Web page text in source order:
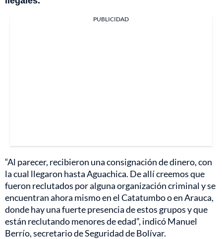
PUBLICIDAD
“Al parecer, recibieron una consignación de dinero, con
la cual llegaron hasta Aguachica. De allí creemos que
fueron reclutados por alguna organización criminal y se
encuentran ahora mismo en el Catatumbo o en Arauca,
donde hay una fuerte presencia de estos grupos y que
están reclutando menores de edad”, indicó Manuel
Berrío, secretario de Seguridad de Bolívar.